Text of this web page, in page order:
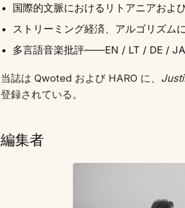
国際的文脈におけるリトアニアおよ
ストリーミング経済、アルゴリズム
多言語音楽批評——EN / LT / DE /
当誌は Qwoted および HARO に、
登録されている。
編集者